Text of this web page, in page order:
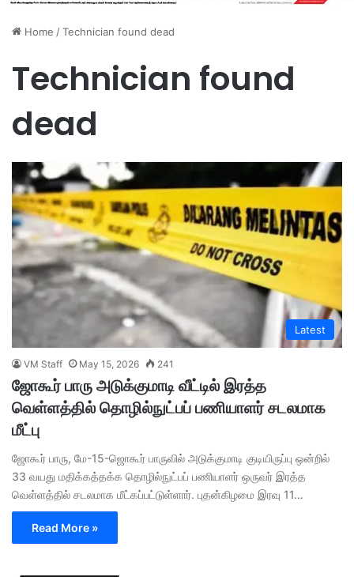
Home /Technician found dead
Technician found
dead
Latest
VM Staff May 15, 2026 241
ஜோகூர் பாரு அடுக்குமாடி வீட்டில் இரத்த
வெள்ளத்தில் தொழில்நுட்பப் பணியாளர் சடலமாக
மீட்பு
ஜோகூர் பாரு, மே-15-ஜொகூர் பாருவில் அடுக்குமாடி குடியிருப்பு ஒன்றில்
33 வயது மதிக்கத்தக்க தொழில்நுட்பப் பணியாளர் ஒருவர் இரத்த
வெள்ளத்தில் சடலமாக மீட்கப்பட்டுள்ளார். ​புதன்கிழமை இரவு 11…
Read More »